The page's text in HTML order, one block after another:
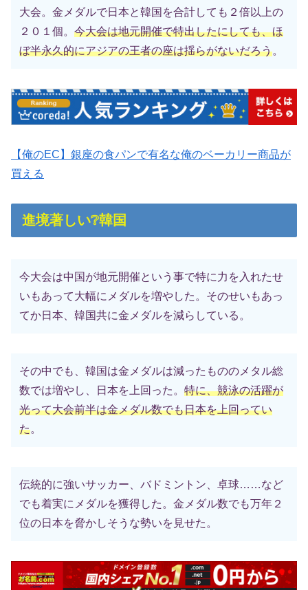
大会。金メダルで日本と韓国を合計しても２倍以上の
２０１個。 今大会は地元開催で特出したにしても、ほ
ぼ半永久的にアジアの王者の座は揺らがないだろう。
【俺のEC】銀座の食パンで有名な俺のベーカリー商品が
買える
進境著しい❔韓国
今大会は中国が地元開催という事で特に力を入れたせ
いもあって大幅にメダルを増やした。そのせいもあっ
てか日本、韓国共に金メダルを減らしている。
その中でも、韓国は金メダルは減ったもののメタル総
数では増やし、日本を上回った。 特に、競泳の活躍が
光って大会前半は金メダル数でも日本を上回ってい
た。
伝統的に強いサッカー、バドミントン、卓球……など
でも着実にメダルを獲得した。金メダル数でも万年２
位の日本を脅かしそうな勢いを見せた。